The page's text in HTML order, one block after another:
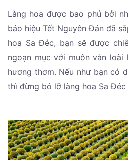
Làng hoa được bao phủ bởi
báo hiệu Tết Nguyên Đán đã
hoa Sa Đéc, bạn sẽ được
ngoạn mục với muôn vàn loài
hương thơm. Nếu như bạn có
thì đừng bỏ lỡ làng hoa Sa Đéc